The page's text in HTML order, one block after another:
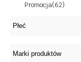
Promocja(62)